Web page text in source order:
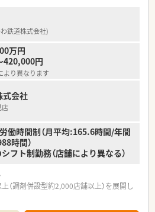
得が可能で、時短制度は小学5年生まで
変更予定です。
ークライフバランスが整っています
で、従業員割引制度など嬉しいメリットも
鉄道株式会社)
万円
420,000円
り異なります
式会社
働時間制（月平均:165.6時間/年間
時間）
フト制勤務（店舗により異なる）
（調剤併設型約2,000店舗以上）を展開し